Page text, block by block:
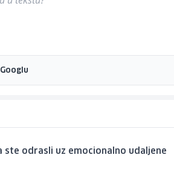
ste odrasli uz emocionalno udaljene